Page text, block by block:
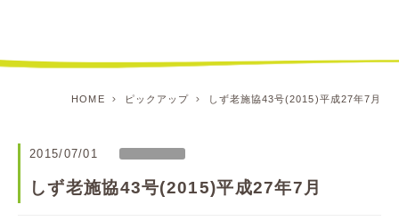
HOME ピックアップ しず老施協43号(2015)平成27年7月
2015/07/01
しず老施協43号(2015)平成27年7月